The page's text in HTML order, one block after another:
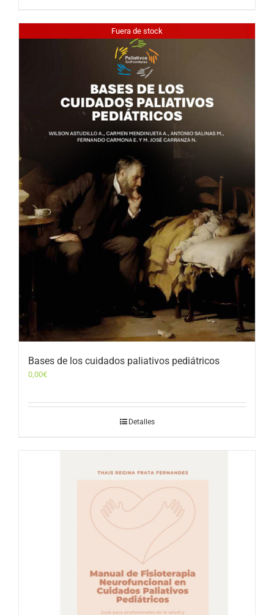
Fuera de stock
Bases de los cuidados paliativos pediátricos
0,00€
Detalles